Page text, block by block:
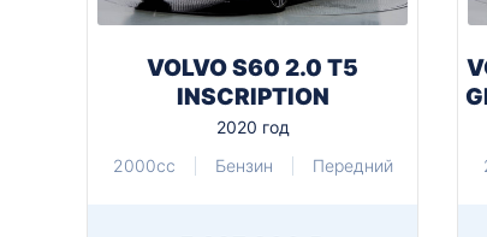
VOLVO S60 2.0 T5
INSCRIPTION
2020 год
2000cc
Бензин Передний